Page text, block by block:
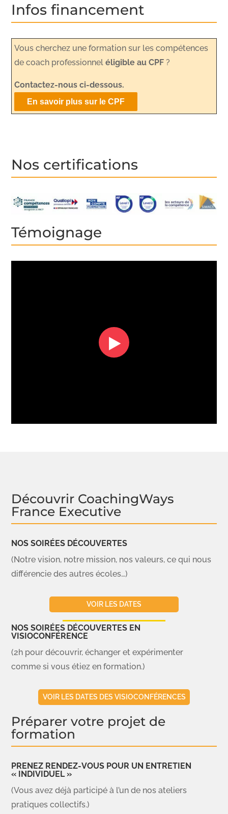
Infos financement
Vous cherchez une formation sur les compétences
de coach professionneléligible au CPF?
Contactez-nous ci-dessous.
En savoir plus sur le CPF
Nos certifications
Témoignage
‣
Découvrir CoachingWays
France Executive
NOS SOIRÉES DÉCOUVERTES
(Notre vision, notre mission, nos valeurs, ce qui nous
différencie des autres écoles…)
VOIR LES DATES
NOS SOIRÉES DÉCOUVERTES EN
VISIOCONFÉRENCE
(2h pour découvrir, échanger et expérimenter
comme si vous étiez en formation.)
VOIR LES DATES DES VISIOCONFÉRENCES
Préparer votre projet de
formation
PRENEZ RENDEZ-VOUS POUR UN ENTRETIEN
« INDIVIDUEL »
(Vous avez déjà participé à l’un de nos ateliers
pratiques collectifs.)